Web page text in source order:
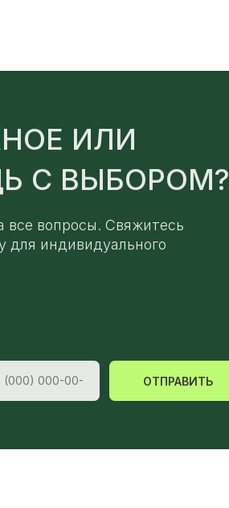
ИЛИ
С ВЫБОРОМ?
все вопросы. Свяжитесь
для индивидуального
ОТПРАВИТЬ